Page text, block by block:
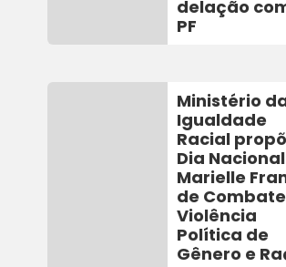
delação
PF
Ministério
Igualdade
Racial
Dia Nacional
Marielle
de
Violência
Política de
Gênero e